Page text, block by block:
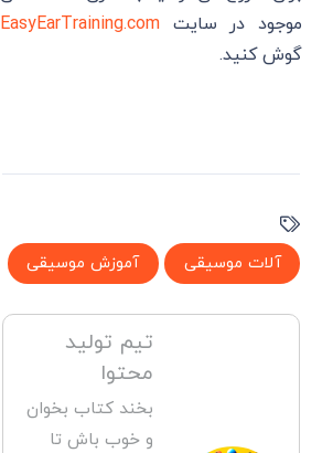
موجود در سایتEasyEarTraining.com
گوش کنید.
آلات موسیقی آموزش موسیقی
تیم تولید
محتوا
بخند کتاب بخوان
و خوب باش تا